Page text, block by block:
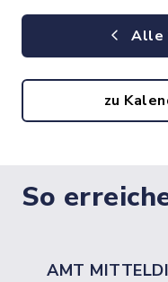
Alle
zu
So
AMT